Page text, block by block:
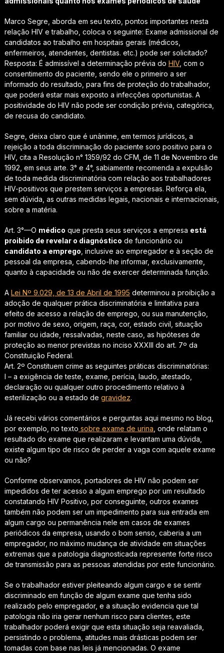
Marco Segre, aborda em seu texto, pontos importantes nesta
relação HIV e trabalho, coloca o seguinte: Exame admissional de
candidatos ao trabalho em hospitais gerais (médicos,
enfermeiros, atendentes, dentistas. etc.) pode ser solicitado?
Resposta: É admissível a determinação prévia do HIV, com o
consentimento do paciente, sendo ele o primeiro a ser
informado do resultado, para fins de proteção do trabalhador,
que poderá estar mais exposto a infecções oportunistas. A
positividade do HIV não pode ser condição prévia, categórica,
de recusa do candidato.
Segre, deixa claro que é unânime, em termos jurídicos, a
rejeição a toda discriminação do paciente soro positivo para o
HIV, cita a Resolução n° 1359/92 do CFM, de 11 de Novembro de
1992, em seus arte. 3° e 4°, sabiamente recomenda a expulsão
de toda medida discriminatória com relação aos trabalhadores
HIV-positivos que prestem serviços a empresas. Reforça ela,
sem dúvida, as outras medidas legais, nacionais e internacionais,
sobre a matéria.
Art. 3°—O médico que presta seus serviços a empresa está
proibido de revelar o diagnóstico de funcionário ou
candidato a emprego , inclusive ao empregador e à seção de
pessoal da empresa, cabendo-lhe informar, exclusivamente,
quanto à capacidade ou não de exercer determinada função.
A Lei Nº 9.029, de 13 de Abril de 1995 determinou a proibição a
adoção de qualquer prática discriminatória e limitativa para
efeito de acesso a relação de emprego, ou sua manutenção,
por motivo de sexo, origem, raça, cor, estado civil, situação
familiar ou idade, ressalvadas, neste caso, as hipóteses de
proteção ao menor previstas no inciso XXXIII do art. 7º da
Constituição Federal.
Art. 2º Constituem crime as seguintes práticas discriminatórias:
I – a exigência de teste, exame, perícia, laudo, atestado,
declaração ou qualquer outro procedimento relativo à
esterilização ou a estado de gravidez.
Já recebi vários comentários e perguntas aqui mesmo no blog,
por exemplo, no texto sobre exame de urina , onde relatam o
resultado do exame que realizaram e levantam uma dúvida,
existe algum tipo de risco de perder a vaga com aquele exame
ou não?
Conforme observamos, portadores de HIV não podem ser
impedidos de ter acesso a algum emprego por um resultado
constatando HIV Positivo, por conseguinte, outros exames
também não podem ser um impedimento para sua entrada em
algum cargo ou permanência nele em casos de exames
periódicos da empresa, usando o bom senso, caberia a um
empregador, no máximo mudança de atividade em situações
extremas que a patologia diagnosticada represente forte risco
de transmissão para as pessoas atendidas por este funcionário.
Se o trabalhador estiver pleiteando algum cargo e se sentir
discriminado em função de algum exame que tenha sido
realizado pelo empregador, e a situação evidencia que tal
patologia não iria gerar nenhum risco para clientes, este
trabalhador poderá exigir que esta situação seja reavaliada,
persistindo o problema, atitudes mais drásticas podem ser
tomadas com base nas leis já mencionadas. O exame